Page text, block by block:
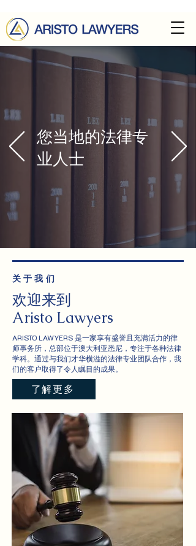
您当地的法律专
业人士
关于我们
欢迎来到
Aristo Lawyers
ARISTO LAWYERS 是一家享有盛誉且充满活力的律
师事务所，总部位于澳大利亚悉尼，专注于各种法律
学科。通过与我们才华横溢的法律专业团队合作，我
们的客户取得了令人瞩目的成果。
了解更多